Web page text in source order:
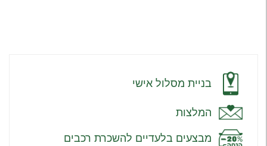
בניית מסלול אישי
המלצות
מבצעים בלעדיים להשכרת רכבים